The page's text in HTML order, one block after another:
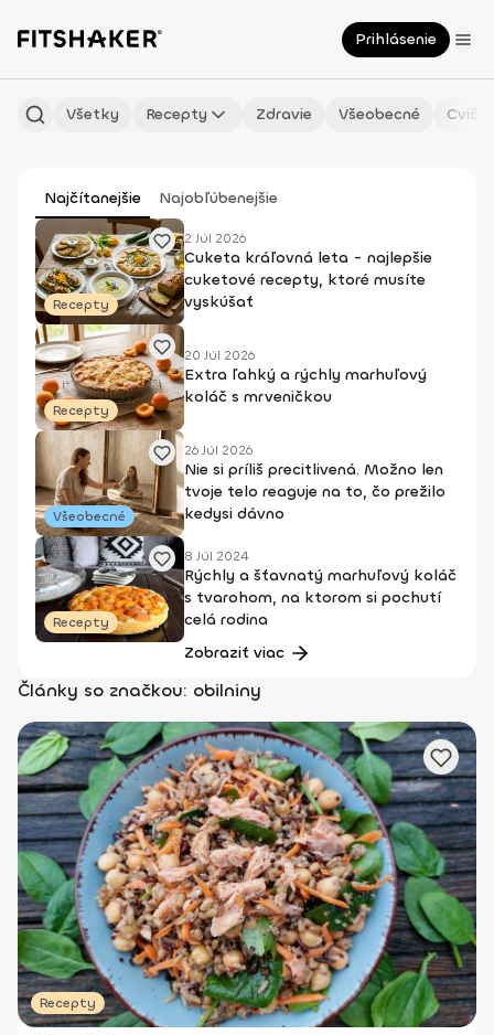
Prihlásenie
Všetky Recepty Zdravie Všeobecné
Najčítanejšie Najobľúbenejšie
Recepty
2 Júl 2026
Cuketa kráľovná leta - najlepšie
cuketové recepty, ktoré musíte
vyskúšať
Recepty
20 Júl 2026
Extra ľahký a rýchly marhuľový
koláč s mrveničkou
Všeobecné
26 Júl 2026
Nie si príliš precitlivená. Možno len
tvoje telo reaguje na to, čo prežilo
kedysi dávno
Recepty
8 Júl 2024
Rýchly a šťavnatý marhuľový koláč
s tvarohom, na ktorom si pochutí
celá rodina
Zobraziť viac
Články so značkou: obilniny
Recepty